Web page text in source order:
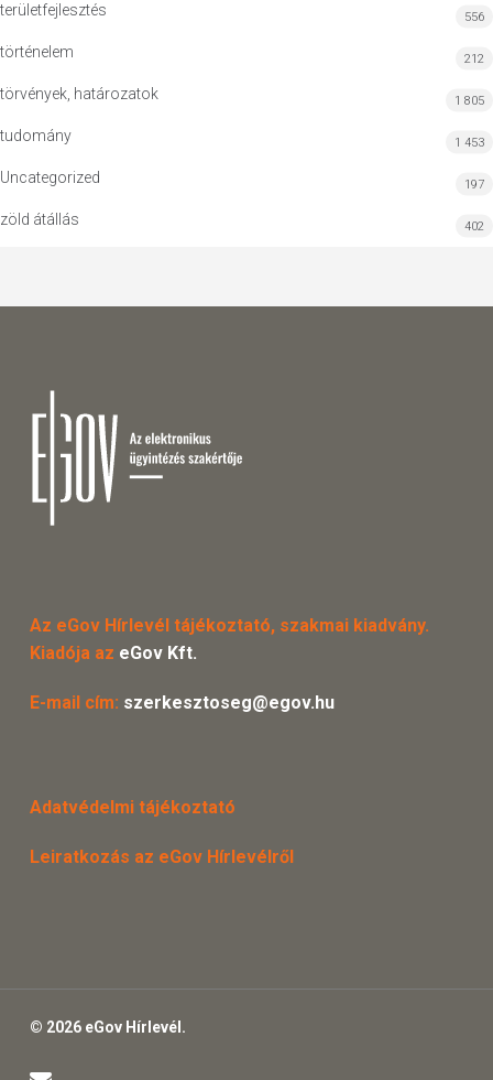
területfejlesztés 556
történelem 212
törvények, határozatok 1 805
tudomány 1 453
Uncategorized 197
zöld átállás 402
Az eGov Hírlevél tájékoztató, szakmai kiadvány.
Kiadója az eGov Kft.
E-mail cím: szerkesztoseg@egov.hu
Adatvédelmi tájékoztató
Leiratkozás az eGov Hírlevélről
© 2026 eGov Hírlevél.